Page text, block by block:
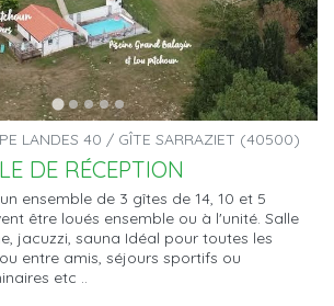
LANDES 40 / GÎTE SARRAZIET (40500)
DE RÉCEPTION
ensemble de 3 gîtes de 14, 10 et 5
être loués ensemble ou à l'unité. Salle
jacuzzi, sauna Idéal pour toutes les
entre amis, séjours sportifs ou
etc ..